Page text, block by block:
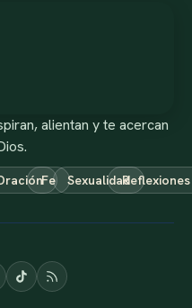
alientan y te acercan
Fe SexualidadReflexiones